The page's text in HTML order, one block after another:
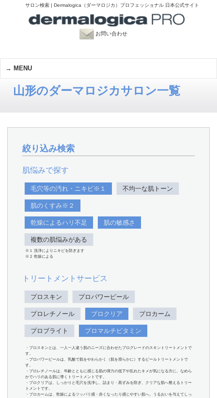
サロン検索 | Dermalogica（ダーマロジカ）プロフェッショナル 日本公式サイト
お問い合わせ
MENU
山形のダーマロジカサロン一覧
絞り込み検索
肌悩みで探す
毛穴等の汚れ・ニキビ※１ 不均一な肌トーン
肌のくすみ※２
乾燥によるハリ不足 肌の敏感さ
複数の肌悩みがある
※１ 洗浄によりニキビを防ぎます
※２ 乾燥による
トリートメントサービス
プロスキン プロパワーピール
プロレチノール プロクリア プロカーム
プロブライト プロマルチビタミン
・プロスキンとは、一人一人違う肌のニーズに合わせたプログレードのスキントリートメントで
す。
・プロパワーピールは、乳酸で肌をやわらかく（肌を滑らかに）するピールトリートメントで
す。
・プロレチノールは、年齢とともに感じる肌の弾力の低下や乱れたキメが気になる方に。なめら
かでハリのある肌に導くトリートメントです。
・プロクリアは、しっかりと毛穴を洗浄し、詰まり・黒ずみを防ぎ、クリアな肌へ整えるトリー
トメントです。
・プロカームは、乾燥によるツッパリ感・赤くなったり感じやすい肌へ。うるおいを与えてしっ